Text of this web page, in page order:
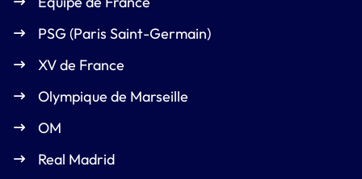
PSG (Paris Saint-Germain)
XV de France
Olympique de Marseille
OM
Real Madrid